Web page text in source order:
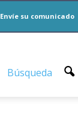
Envíe su comunicado
Búsqueda